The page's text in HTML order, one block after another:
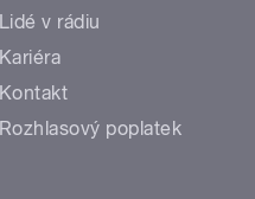
Lidé v rádiu
Kariéra
Kontakt
Rozhlasový poplatek